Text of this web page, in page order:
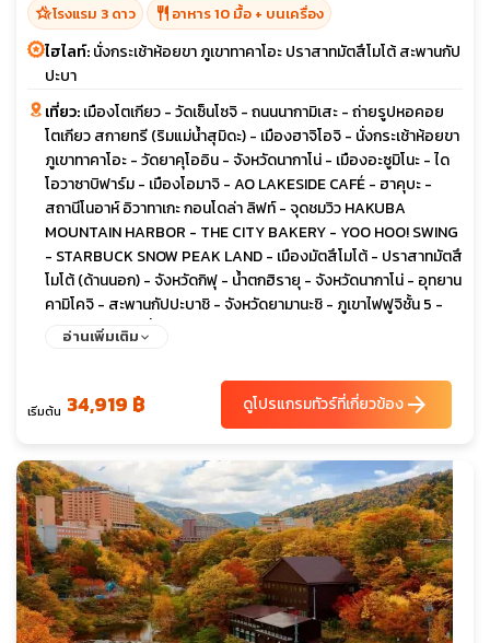
hotel_classโรงแรม 3 ดาว restaurant อาหาร 10 มื้อ + บนเครื่อง
ไฮไลท์:นั่งกระเช้าห้อยขา ภูเขาทาคาโอะ ปราสาทมัตสึโมโต้ สะพานกัป
ปะบา
เที่ยว:เมืองโตเกียว - วัดเซ็นโซจิ - ถนนนากามิเสะ - ถ่ายรูปหอคอย
โตเกียว สกายทรี (ริมแม่น้ำสุมิดะ) - เมืองฮาจิโอจิ - นั่งกระเช้าห้อยขา
ภูเขาทาคาโอะ - วัดยาคุโออิน - จังหวัดนากาโน่ - เมืองอะซูมิโนะ - ได
โอวาซาบิฟาร์ม - เมืองโอมาจิ - AO LAKESIDE CAFÉ - ฮาคุบะ -
สถานีโนอาห์ อิวาทาเกะ กอนโดล่า ลิฟท์ - จุดชมวิว HAKUBA
MOUNTAIN HARBOR - THE CITY BAKERY - YOO HOO! SWING
- STARBUCK SNOW PEAK LAND - เมืองมัตสึโมโต้ - ปราสาทมัตสึ
โมโต้ (ด้านนอก) - จังหวัดกิฟุ - นํ้าตกฮิรายุ - จังหวัดนากาโน่ - อุทยาน
คามิโคจิ - สะพานกัปปะบาชิ - จังหวัดยามานะชิ - ภูเขาไฟฟูจิชั้น 5 -
เรียนรู้พิธีชงชาญี่ปุ่น - เมืองโตเกียว - อิสระช้อปปิ้งย่านชินจูกุ -
อ่านเพิ่มเติม
เริ่มต้น 34,919 ฿ ดูโปรแกรมทัวร์ที่เกี่ยวข้องarrow_forward